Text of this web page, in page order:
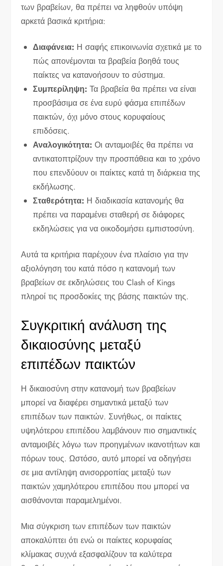
των βραβείων, θα πρέπει να ληφθούν υπόψη
αρκετά βασικά κριτήρια:
Διαφάνεια: Η σαφής επικοινωνία σχετικά με το
πώς απονέμονται τα βραβεία βοηθά τους
παίκτες να κατανοήσουν το σύστημα.
Συμπερίληψη: Τα βραβεία θα πρέπει να είναι
προσβάσιμα σε ένα ευρύ φάσμα επιπέδων
παικτών, όχι μόνο στους κορυφαίους
επιδόσεις.
Αναλογικότητα: Οι ανταμοιβές θα πρέπει να
αντικατοπτρίζουν την προσπάθεια και το χρόνο
που επενδύουν οι παίκτες κατά τη διάρκεια της
εκδήλωσης.
Σταθερότητα: Η διαδικασία κατανομής θα
πρέπει να παραμένει σταθερή σε διάφορες
εκδηλώσεις για να οικοδομήσει εμπιστοσύνη.
Αυτά τα κριτήρια παρέχουν ένα πλαίσιο για την
αξιολόγηση του κατά πόσο η κατανομή των
βραβείων σε εκδηλώσεις του Clash of Kings
πληροί τις προσδοκίες της βάσης παικτών της.
Συγκριτική ανάλυση της
δικαιοσύνης μεταξύ
επιπέδων παικτών
Η δικαιοσύνη στην κατανομή των βραβείων
μπορεί να διαφέρει σημαντικά μεταξύ των
επιπέδων των παικτών. Συνήθως, οι παίκτες
υψηλότερου επιπέδου λαμβάνουν πιο σημαντικές
ανταμοιβές λόγω των προηγμένων ικανοτήτων και
πόρων τους. Ωστόσο, αυτό μπορεί να οδηγήσει
σε μια αντίληψη ανισορροπίας μεταξύ των
παικτών χαμηλότερου επιπέδου που μπορεί να
αισθάνονται παραμελημένοι.
Μια σύγκριση των επιπέδων των παικτών
αποκαλύπτει ότι ενώ οι παίκτες κορυφαίας
κλίμακας συχνά εξασφαλίζουν τα καλύτερα